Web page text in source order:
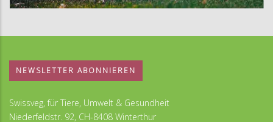
NEWSLETTER ABONNIEREN
Swissveg, für Tiere, Umwelt & Gesundheit
Niederfeldstr. 92, CH-8408 Winterthur